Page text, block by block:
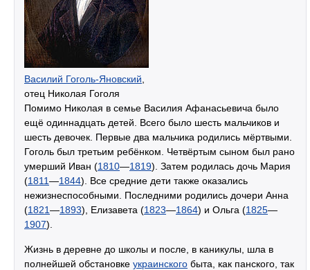
Василий Гоголь-Яновский
отец Николая Гоголя
Помимо Николая в семье Василия Афанасьевича было
ещё одиннадцать детей. Всего было шесть мальчиков и
шесть девочек. Первые два мальчика родились мёртвыми.
Гоголь был третьим ребёнком. Четвёртым сыном был рано
умерший Иван (1810—1819). Затем родилась дочь Мария
(1811—1844). Все средние дети также оказались
нежизнеспособными. Последними родились дочери Анна
(1821—1893), Елизавета (1823—1864) и Ольга (1825—
1907).
Жизнь в деревне до школы и после, в каникулы, шла в
полнейшей обстановке украинского быта, как панского, так